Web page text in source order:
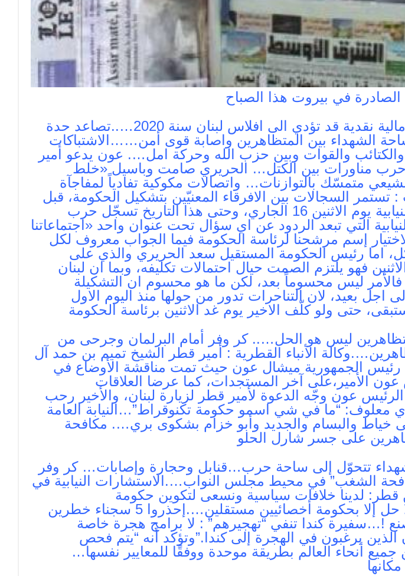
في بيروت هذا الصباح
أكبرأزمة مالية نقدية قد تؤدي الى افلاس لبنان سنة 2020…..تصاعد حدة
الشهداء بين المتظاهرين واصابة قوى أمن……الاشتباكات
والقوات وبين حزب الله وحركة امل…. عون يدعو أمير
حرب مناورات بين الكتل… الحريري صامت وباسيل «خلط
متمسّك بالتوازنات… واتصالات مكوكية تفادياً لمفاجآة
السجالات بين الافرقاء المعنيّين بتشكيل الحكومة، قبل
موعد الاستشارات النيابية يوم الاثنين 16 الجاري، وحتى هذا التاريخ تسجّل حرب
التي تبعد الردود عن اي سؤال تحت عنوان واحد «اجتماعاتنا
إسم مرشحنا لرئاسة الحكومة فيما الجواب معروف لكل
اما رئيس الحكومة المستقيل سعد الحريري والذي على
فهو يلتزم الصمت حيال احتمالات تكليفه، وبما ان لبنان
فالأمر ليس محسوماً بعد، لكن ما هو محسوم ان التشكيلة
اجل بعيد، لان التناحرات تدور من حولها منذ اليوم الاول
حتى ولو كلّف الاخير يوم غد الاثنين برئاسة الحكومة
ليس هو الحل….. كر وفر أمام البرلمان وجرحى من
الأنباء القطرية : أمير قطر الشيخ تميم بن حمد آل
رئيس الجمهورية ميشال عون حيث تمت مناقشة الأوضاع في
عون الأمير،على آخر المستجدات، كما عرضا العلاقات
الرئيس عون وجّه الدعوة لأمير قطر لزيارة لبنان، والأخير رحب
معلوف: “ما في شي اسمو حكومة تكنوقراط”…النيابة العامة
خياط والبسام والجديد وأبو خزام بشكوى بري…. مكافحة
على جسر شارل الحلو
تتحوّل إلى ساحة حرب…قنابل وحجارة وإصابات… كر وفر
الشغب” في محيط مجلس النواب….الاستشارات النيابية في
لدينا خلافات سياسية ونسعى لتكوين حكومة
إصلاحية…..جعجع: لا حل إلا بحكومة أخصائيين مستقلين….إحذروا 5 سجناء خطرين
!…سفيرة كندا تنفي “تهجيرهم” : لا برامج هجرة خاصة
الذين يرغبون في الهجرة إلى كندا.”وتؤكد أنه “يتم فحص
جميع أنحاء العالم بطريقة موحدة ووفقًا للمعايير نفسها…